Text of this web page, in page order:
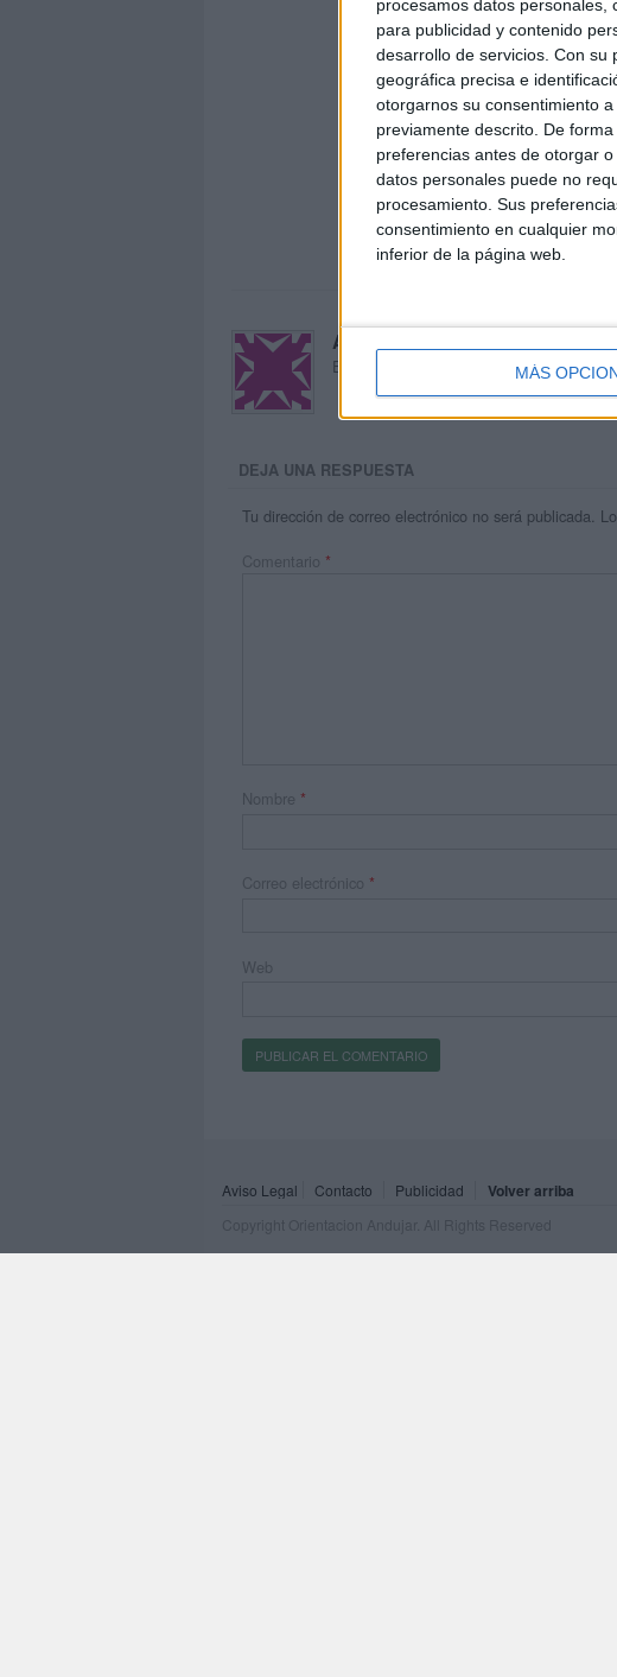
procesamos datos personales,
para publicidad y contenido
desarrollo de servicios. Con su
geográfica precisa e
otorgarnos su consentimiento
previamente descrito. De
preferencias antes de otorgar
datos personales puede no
procesamiento. Sus
consentimiento en cualquier
inferior de la página web.
MÁS
Acerca de María Olivares
El autor no ha proporcionado ninguna
DEJA UNA RESPUESTA
Tu dirección de correo electrónico no será publicada.
Comentario *
Nombre *
Correo electrónico *
Web
Aviso Legal Contacto Publicidad Volver arriba